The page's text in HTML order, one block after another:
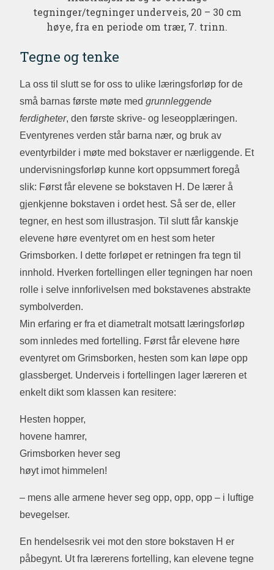
tegninger/tegninger underveis, 20 – 30 cm
høye, fra en periode om trær, 7. trinn.
Tegne og tenke
La oss til slutt se for oss to ulike læringsforløp for de
små barnas første møte med grunnleggende
ferdigheter, den første skrive- og leseopplæringen.
Eventyrenes verden står barna nær, og bruk av
eventyrbilder i møte med bokstaver er nærliggende. Et
undervisningsforløp kunne kort oppsummert foregå
slik: Først får elevene se bokstaven H. De lærer å
gjenkjenne bokstaven i ordet hest. Så ser de, eller
tegner, en hest som illustrasjon. Til slutt får kanskje
elevene høre eventyret om en hest som heter
Grimsborken. I dette forløpet er retningen fra tegn til
innhold. Hverken fortellingen eller tegningen har noen
rolle i selve innforlivelsen med bokstavenes abstrakte
symbolverden.
Min erfaring er fra et diametralt motsatt læringsforløp
som innledes med fortelling. Først får elevene høre
eventyret om Grimsborken, hesten som kan løpe opp
glassberget. Underveis i fortellingen lager læreren et
enkelt dikt som klassen kan resitere:
Hesten hopper,
hovene hamrer,
Grimsborken hever seg
høyt imot himmelen!
– mens alle armene hever seg opp, opp, opp – i luftige
bevegelser.
En hendelsesrik vei mot den store bokstaven H er
påbegynt. Ut fra lærerens fortelling, kan elevene tegne